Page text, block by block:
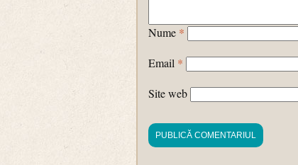
Nume *
Email *
Site web